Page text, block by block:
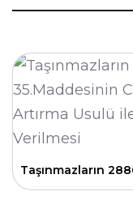
Taşınmazların